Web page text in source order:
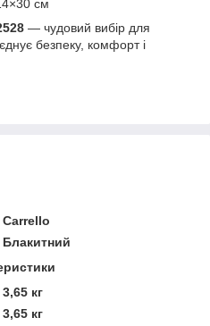
см
— чудовий вибір для
безпеку, комфорт і
Carrello
Блакитний
3,65 кг
3,65 кг